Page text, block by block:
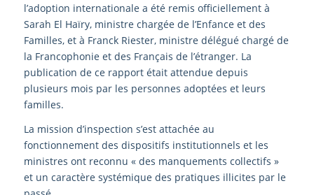
l’adoption internationale a été remis officiellement à
Sarah El Haïry, ministre chargée de l’Enfance et des
Familles, et à Franck Riester, ministre délégué chargé de
la Francophonie et des Français de l’étranger. La
publication de ce rapport était attendue depuis
plusieurs mois par les personnes adoptées et leurs
familles.
La mission d’inspection s’est attachée au
fonctionnement des dispositifs institutionnels et les
ministres ont reconnu « des manquements collectifs »
et un caractère systémique des pratiques illicites par le